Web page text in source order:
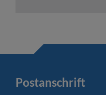
Postanschrift